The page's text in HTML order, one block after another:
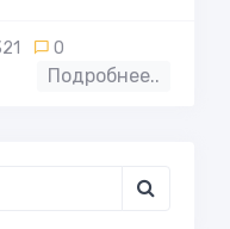
0
Подробнее..